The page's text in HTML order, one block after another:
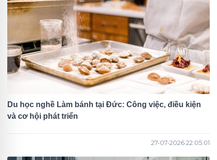
Du học nghề Làm bánh tại Đức: Công việc, điều kiện
và cơ hội phát triển
27-07-2026 22:05:01